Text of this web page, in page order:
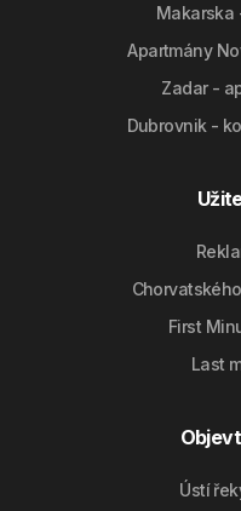
Makarska
Apartmány
Zadar -
Dubrovnik -
First
Last
Ústí